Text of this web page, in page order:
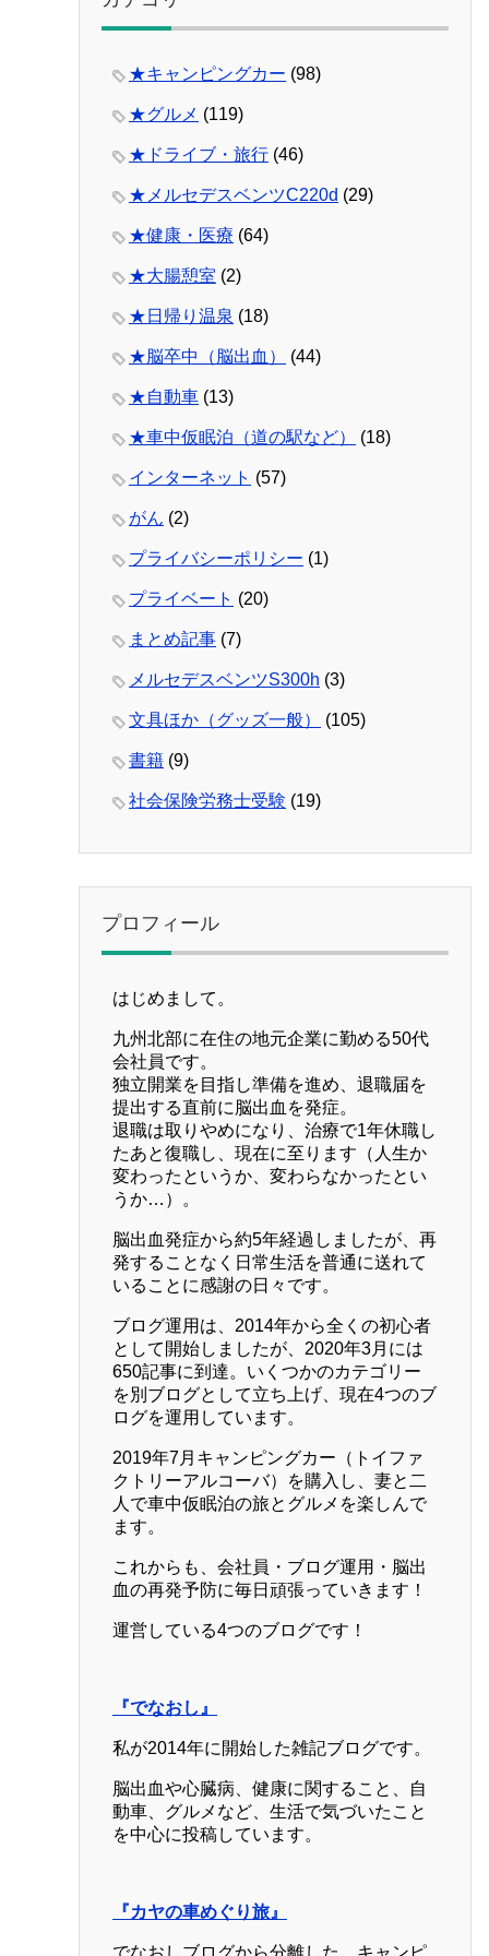
★キャンピングカー (98)
★グルメ (119)
★ドライブ・旅行 (46)
★メルセデスベンツC220d (29)
★健康・医療 (64)
★大腸憩室 (2)
★日帰り温泉 (18)
★脳卒中（脳出血） (44)
★自動車 (13)
★車中仮眠泊（道の駅など） (18)
インターネット (57)
がん (2)
プライバシーポリシー (1)
プライベート (20)
まとめ記事 (7)
メルセデスベンツS300h (3)
文具ほか（グッズ一般） (105)
書籍 (9)
社会保険労務士受験 (19)
プロフィール
はじめまして。
九州北部に在住の地元企業に勤める50代
会社員です。
独立開業を目指し準備を進め、退職届を
提出する直前に脳出血を発症。
退職は取りやめになり、治療で1年休職し
たあと復職し、現在に至ります（人生か
変わったというか、変わらなかったとい
うか…）。
脳出血発症から約5年経過しましたが、再
発することなく日常生活を普通に送れて
いることに感謝の日々です。
ブログ運用は、2014年から全くの初心者
として開始しましたが、2020年3月には
650記事に到達。いくつかのカテゴリー
を別ブログとして立ち上げ、現在4つのブ
ログを運用しています。
2019年7月キャンピングカー（トイファ
クトリーアルコーバ）を購入し、妻と二
人で車中仮眠泊の旅とグルメを楽しんで
ます。
これからも、会社員・ブログ運用・脳出
血の再発予防に毎日頑張っていきます！
運営している4つのブログです！
『でなおし』
私が2014年に開始した雑記ブログです。
脳出血や心臓病、健康に関すること、自
動車、グルメなど、生活で気づいたこと
を中心に投稿しています。
『カヤの車めぐり旅』
でなおしブログから分離した、キャンピ